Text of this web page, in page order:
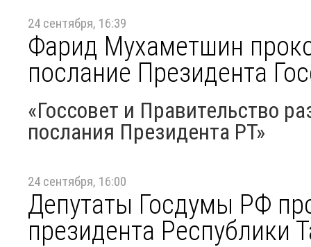
24 сентября, 16:39
Фарид Мухаметшин
послание Президента
«Госсовет и Правительство
послания Президента РТ»
24 сентября, 16:00
Депутаты Госдумы РФ
президента Республики